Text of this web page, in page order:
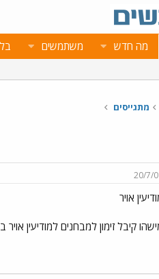
מה חדש משתמשים
מתגייסים
20/7/
אויר
קיבל זימון למבחנים למודיעין